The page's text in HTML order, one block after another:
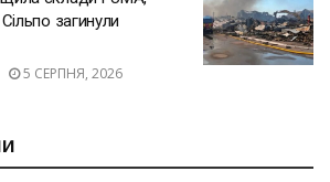
загинули
5 СЕРПНЯ, 2026